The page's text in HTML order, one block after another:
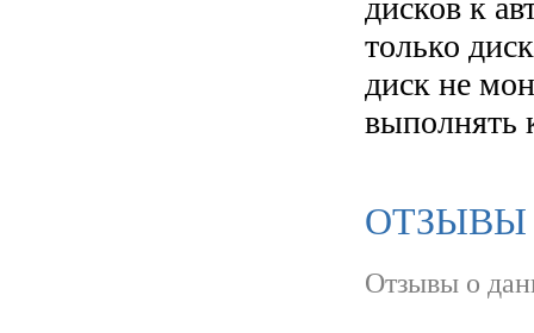
дисков к
только
диск не
выполнять
ОТЗЫВЫ
Отзывы о